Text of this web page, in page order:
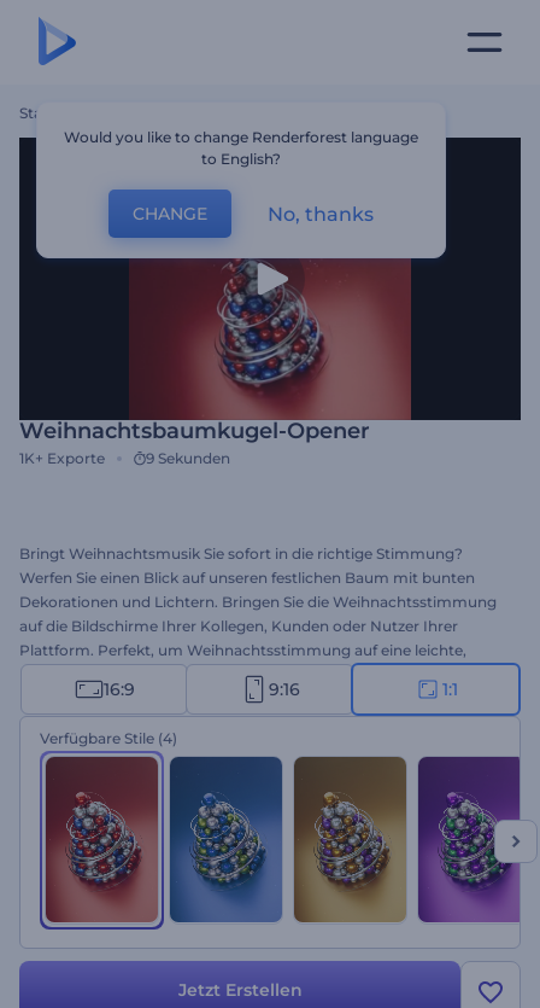
Startseite
Weihnachtsbaumkugel-Opener
1K+ Exporte 9 Sekunden
Bringt Weihnachtsmusik Sie sofort in die richtige Stimmung?
Werfen Sie einen Blick auf unseren festlichen Baum mit bunten
Dekorationen und Lichtern. Bringen Sie die Weihnachtsstimmung
auf die Bildschirme Ihrer Kollegen, Kunden oder Nutzer Ihrer
Plattform. Perfekt, um Weihnachtsstimmung auf eine leichte,
professionelle Weise zu verbreiten. Geben Sie den Namen Ihrer
Website ein, und schon ist Ihr Video fertig!
16:9 9:16 1:1
Verfügbare Stile (4)
Jetzt Erstellen
Would you like to change Renderforest language
to English?
CHANGE No, thanks